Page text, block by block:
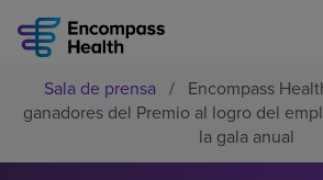
Encuentre una localidad
Sala de prensa / Encompass
ganadores del Premio al logro del
la gala anual